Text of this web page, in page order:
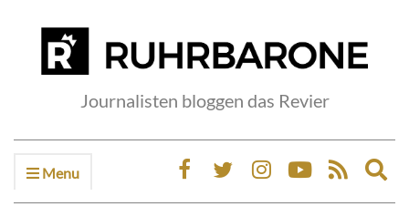
Journalisten bloggen das Revier
Menu